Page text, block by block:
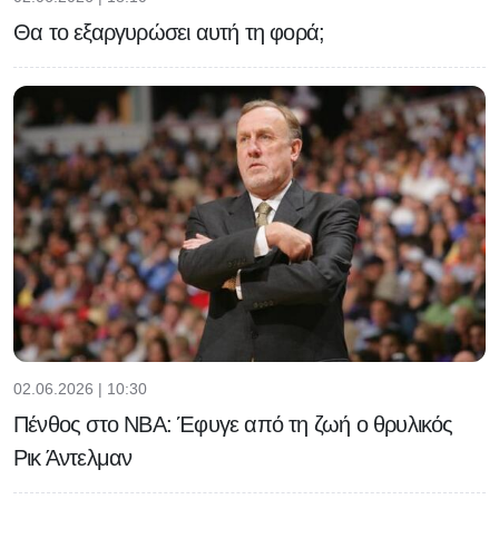
Θα το εξαργυρώσει αυτή τη φορά;
02.06.2026 | 10:30
Πένθος στο NBA: Έφυγε από τη ζωή ο θρυλικός
Ρικ Άντελμαν